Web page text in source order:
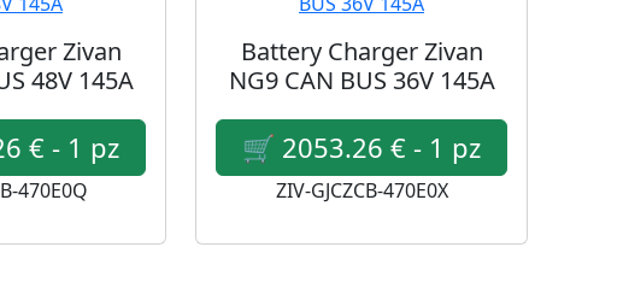
Zivan
48V 145A
470E0Q
Battery Charger Zivan
NG9 CAN BUS 36V 145A
ZIV-GJCZCB-470E0X